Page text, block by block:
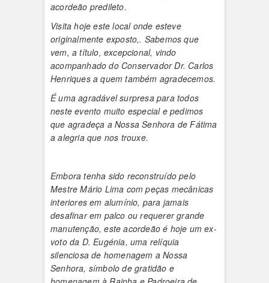
acordeão predileto.
Visita hoje este local onde esteve
originalmente exposto,. Sabemos que
vem, a título, excepcional, vindo
acompanhado do Conservador Dr. Carlos
Henriques a quem também agradecemos.
É uma agradável surpresa para todos
neste evento muito especial e pedimos
que agradeça a Nossa Senhora de Fátima
a alegria que nos trouxe.
Embora tenha sido reconstruído pelo
Mestre Mário Lima com peças mecânicas
interiores em alumínio, para jamais
desafinar em palco ou requerer grande
manutenção, este acordeão é hoje um ex-
voto da D. Eugénia, uma relíquia
silenciosa de homenagem a Nossa
Senhora, símbolo de gratidão e